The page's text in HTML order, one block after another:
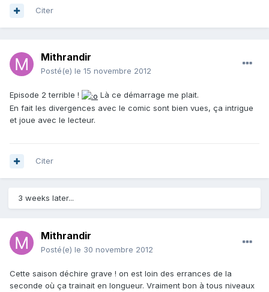
Citer
Mithrandir
Posté(e) le 15 novembre 2012
Episode 2 terrible !
Là ce démarrage me plait.
En fait les divergences avec le comic sont bien vues, ça intrigue
et joue avec le lecteur.
Citer
3 weeks later...
Mithrandir
Posté(e) le 30 novembre 2012
Cette saison déchire grave ! on est loin des errances de la
seconde où ça trainait en longueur. Vraiment bon à tous niveaux